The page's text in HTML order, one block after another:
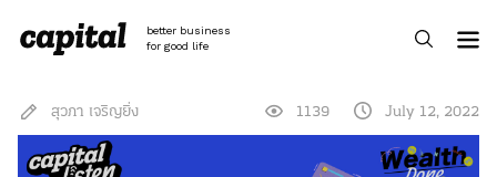
content
better business
for good life
สุวภา เจริญยิ่ง 1139 July 12, 2022